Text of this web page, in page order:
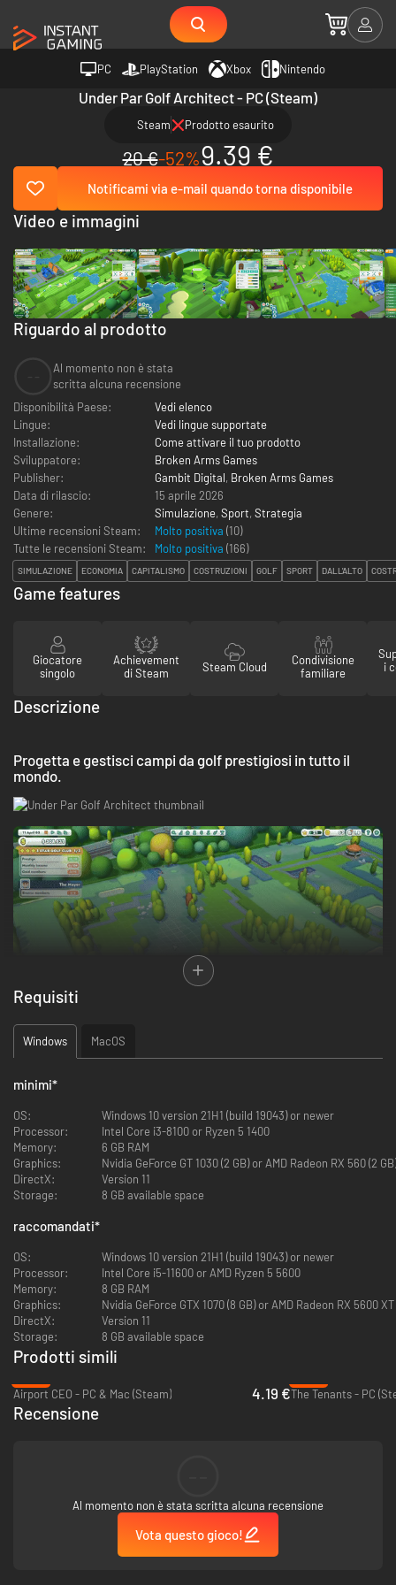
PC PlayStation Xbox Nintendo
Under Par Golf Architect - PC (Steam)
Steam Prodotto esaurito
20 €-52%9.39 €
Notificami via e-mail quando torna disponibile
Riguardo al prodotto
Al momento non è stata
scritta alcuna recensione
Disponibilità Paese:
Vedi elenco
Lingue:
Vedi lingue supportate
Installazione:
Come attivare il tuo prodotto
Sviluppatore:
Broken Arms Games
Publisher:
Gambit Digital, Broken Arms Games
Data di rilascio:
15 aprile 2026
Genere:
Simulazione, Sport, Strategia
Ultime recensioni Steam:
Molto positiva (10)
Tutte le recensioni Steam:
Molto positiva (166)
SIMULAZIONE ECONOMIA CAPITALISMO COSTRUZIONI GOLF SPORT DALL'ALTO
Video e immagini
Game features
Giocatore
singolo
Achievement
di Steam
Steam Cloud
Condivisione
familiare
i
Descrizione
Progetta e gestisci campi da golf prestigiosi in tutto il
mondo.
Progetta
campi da golf di livello mondiale terraformando terreni
fluidi e putt perfetti. Alza e abbassa il terreno e traccia il percorso di
campo che crei è un capolavoro in attesa di essere giocato!
Costruisci
il tuo paradiso del golf per mantenere i tuoi giocatori felici con
bar, piscine, ristoranti e strutture per l'allenamento. Assumi il personale
del tuo golf club!
Requisiti
Windows MacOS
minimi*
OS:
Windows 10 version 21H1 (build 19043) or newer
Processor:
Intel Core i3-8100 or Ryzen 5 1400
Memory:
6 GB RAM
Graphics:
Nvidia GeForce GT 1030 (2 GB) or AMD Radeon RX 560 (2
DirectX:
Version 11
Storage:
8 GB available space
raccomandati*
OS:
Windows 10 version 21H1 (build 19043) or newer
Processor:
Intel Core i5-11600 or AMD Ryzen 5 5600
Memory:
8 GB RAM
Graphics:
Nvidia GeForce GTX 1070 (8 GB) or AMD Radeon RX 5600
DirectX:
Version 11
Storage:
8 GB available space
Prodotti simili
Airport CEO - PC & Mac (Steam)
4.19 €The Tenants - PC
Recensione
Al momento non è stata scritta alcuna recensione
Vota questo gioco!